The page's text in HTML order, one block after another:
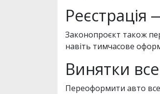
Реєстрація
Законопроєкт також
навіть тимчасове
Винятки
Переоформити авто